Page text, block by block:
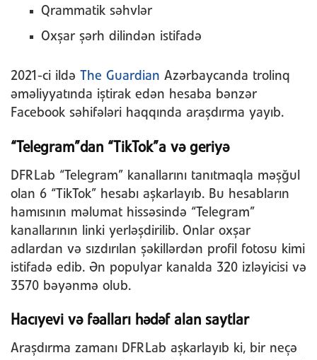
Qrammatik səhvlər
Oxşar şərh dilindən istifadə
2021-ci ildə The Guardian Azərbaycanda trolinq
əməliyyatında iştirak edən hesaba bənzər
Facebook səhifələri haqqında araşdırma yayıb.
“Telegram”dan “TikTok”a və geriyə
DFRLab “Telegram” kanallarını tanıtmaqla məşğul
olan 6 “TikTok” hesabı aşkarlayıb. Bu hesabların
hamısının məlumat hissəsində “Telegram”
kanallarının linki yerləşdirilib. Onlar oxşar
adlardan və sızdırılan şəkillərdən profil fotosu kimi
istifadə edib. Ən populyar kanalda 320 izləyicisi və
3570 bəyənmə olub.
Hacıyevi və fəalları hədəf alan saytlar
Araşdırma zamanı DFRLab aşkarlayıb ki, bir neçə